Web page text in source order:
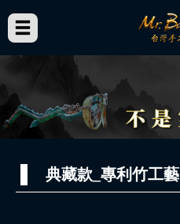
典藏款_專利竹工藝